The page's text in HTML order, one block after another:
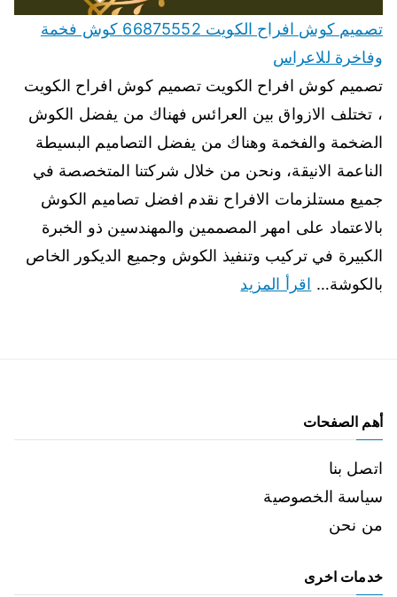
تصميم كوش افراح الكويت 66875552 كوش فخمة
وفاخرة للاعراس
تصميم كوش افراح الكويت تصميم كوش افراح الكويت
، تختلف الازواق بين العرائس فهناك من يفضل الكوش
الضخمة والفخمة وهناك من يفضل التصاميم البسيطة
الناعمة الانيقة، ونحن من خلال شركتنا المتخصصة في
جميع مستلزمات الافراح نقدم افضل تصاميم الكوش
بالاعتماد على امهر المصممين والمهندسين ذو الخبرة
الكبيرة في تركيب وتنفيذ الكوش وجميع الديكور الخاص
بالكوشة… اقرأ المزيد
أهم الصفحات
اتصل بنا
سياسة الخصوصية
من نحن
خدمات اخرى